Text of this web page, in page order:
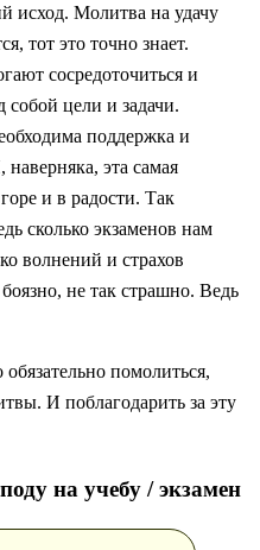
исход. Молитва на удачу
тот это точно знает.
сосредоточиться и
цели и задачи.
поддержка и
эта самая
и в радости. Так
сколько экзаменов нам
волнений и страхов
не так страшно. Ведь
помолиться,
И поблагодарить за эту
на учебу / экзамен